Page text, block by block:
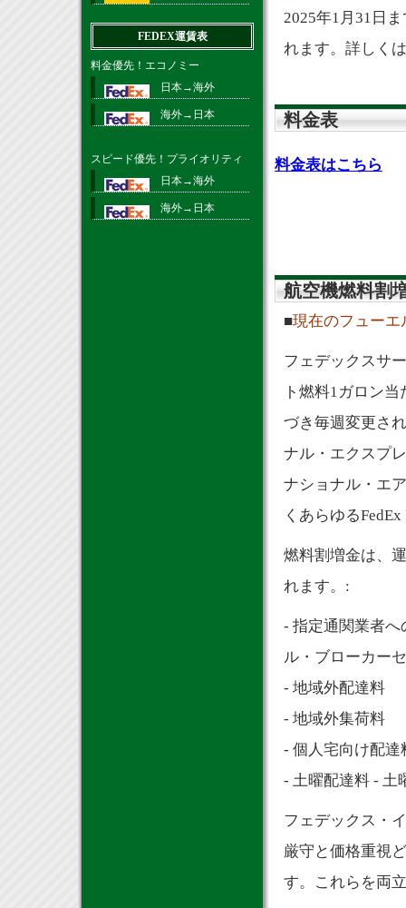
2025年1月31日
れます。詳しくは
料金表
料金表はこちら
航空機燃料割
■現在のフューエ
フェデックスサ
ト燃料1ガロン
づき毎週変更さ
ナル・エクスプ
ナショナル・エ
くあらゆる
燃料割増金は、
れます。:
- 指定通関業者
ル・ブローカー
- 地域外配達料
- 地域外集荷料
- 個人宅向け配達
- 土曜配達料 - 土
フェデックス・
厳守と価格重視
す。これらを両
FEDEX運賃表
料金優先！エコノミー
日本→海外
海外→日本
スピード優先！プライオリティ
日本→海外
海外→日本